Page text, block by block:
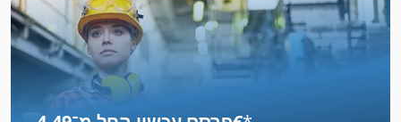
AdBlue, ויסות חשמלי של חלונות, מיזוג אוויר, מנוף, מעכב ,